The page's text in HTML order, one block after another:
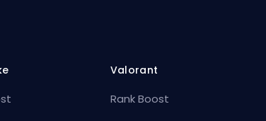
Valorant
Rank Boost